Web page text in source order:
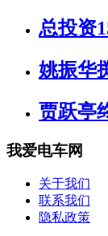
总投资
姚振华
贾跃亭
我爱电车网
关于我们
联系我们
隐私政策